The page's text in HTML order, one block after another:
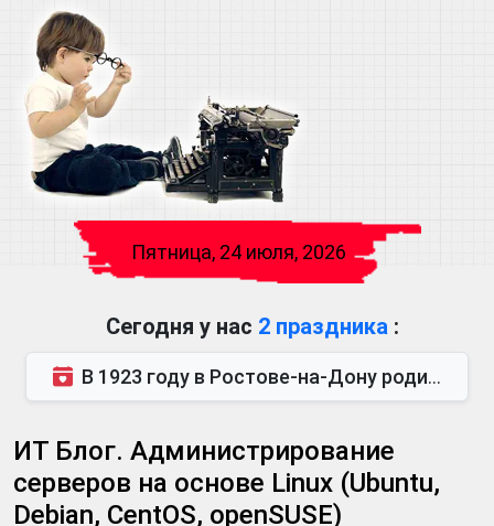
Пятница, 24 июля, 2026
Сегодня у нас 2 праздника :
В 1923 году в Ростове-на-Дону родился Виктор Михайлович Глушков. Под руководством Виктора Михайло...
ИТ Блог. Администрирование
серверов на основе Linux (Ubuntu,
Debian, CentOS, openSUSE)